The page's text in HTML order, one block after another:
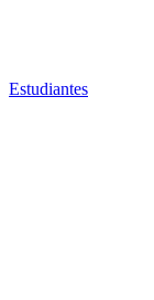
Estudiantes